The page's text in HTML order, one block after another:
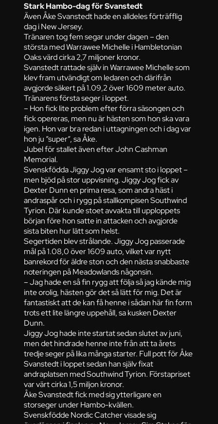
Stark Hambo-dag för Svanstedt
Även Åke Svanstedt hade en alldeles förträfflig
dag i New Jersey.
Tränaren tog fem segar under dagen – den
största med Warrawee Michelle i Hambletonian
Oaks värd cirka 2,7 miljoner kronor.
Svanstedt rattade själv in Warrawee Michelle som
klev fram utvändigt om ledaren och därifrån
avgjorde säkert på 1.09,2 över 1609 meter auto.
Tränarens första seger i loppet.
– Hon fick lite problem efter förra säsongen och
fick opereras, men nu är hästen som hon ska vara
igen. Hon var bra redan i uttagningen och i dag var
hon ju ”super”, sa Åke.
Jubel för stallet även efter John Cashman
Memorial.
Svenskfödda Jiggy Jog var ensamt sto i loppet –
men bjöd på stor uppvisning. Jiggy Jog fick av
Dexter Dunn en prima resa, som andra häst i
andraspår och i rygg på stallkompisen Southwind
Tyrion. Där kunde stoet avvakta till upploppets
början före hon satte in attacken och avgjorde
sista biten hur lätt som helst.
Segertiden blev strålande. Jiggy Jog passerade
mål på 1.08,0 över 1609 auto, vilket var nytt
banrekord för äldre ston och den nästa snabbaste
noteringen på Meadowlands någonsin.
– Jag hade en så fin rygg att följa så jag kände mig
inte orolig, hästen gör det så lätt för mig. Det är
fantastiskt att de kan få henne i sådan här fin form
trots ett lite längre uppehåll, sa kusken Dexter
Dunn.
Jiggy Jog hade inte startat sedan slutet av juni,
men det hindrade henne inte från att ta årets
tredje seger på lika många starter. Full pott för Åke
Svanstedt i loppet sedan han själv fixat
andraplatsen med Southwind Tyrion. Förstapriset
var värt cirka 1,5 miljon kronor.
Åke Svanstedt fick med sig ytterligare en
storseger under Hambo-kvällen.
Svenskfödde Nordic Catcher visade sig